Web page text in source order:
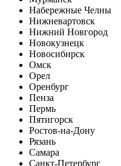
Набережные Челны
Нижневартовск
Нижний Новгород
Новокузнецк
Новосибирск
Омск
Орел
Оренбург
Пенза
Пермь
Пятигорск
Ростов-на-Дону
Рязань
Самара
Санкт-Петербург